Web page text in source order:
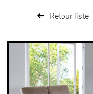
décoration
Retour liste